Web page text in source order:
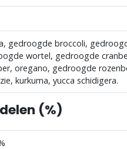
gedroogde broccoli,
wortel, gedroogde
oregano, gedroogde
kurkuma, yucca schidigera.
(%)